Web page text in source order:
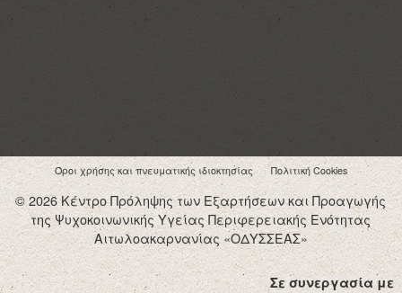
Όροι χρήσης και πνευματικής ιδιοκτησίας Πολιτική Cookies
© 2026 Κέντρο Πρόληψης των Εξαρτήσεων και Προαγωγής
της Ψυχοκοινωνικής Υγείας Περιφερειακής Ενότητας
Αιτωλοακαρνανίας «ΟΔΥΣΣΕΑΣ»
Σε συνεργασία με